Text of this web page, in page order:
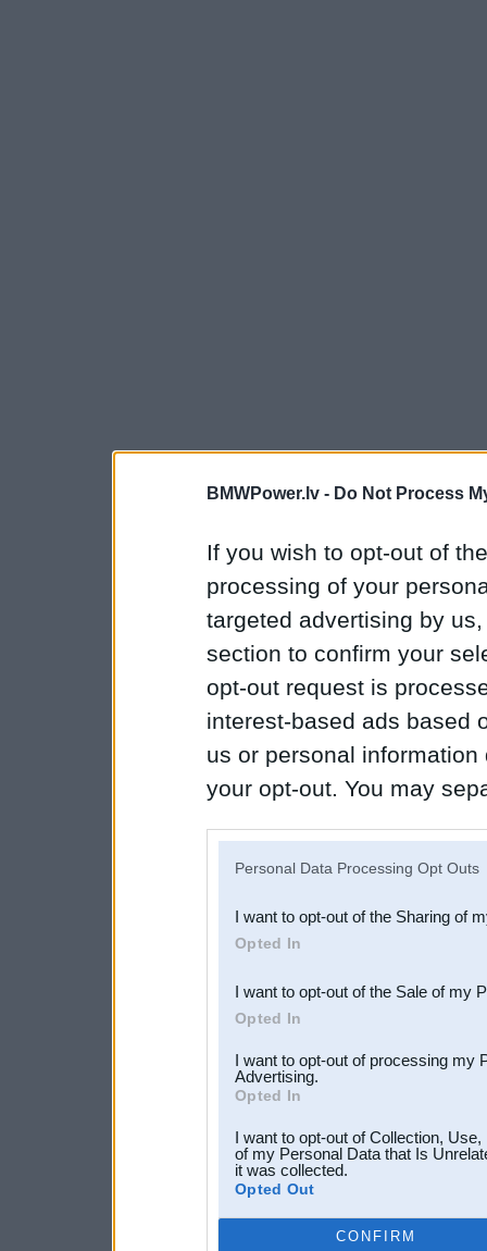
BMWPower.lv - Do Not Process
If you wish to opt-out of
processing of your
targeted advertising by
section to confirm your
opt-out request is
interest-based ads based
us or personal
your opt-out. You may
Downstream Participants
third parties.
Personal Data Processing Opt Outs
I want to opt-out of the Sharing of
Opted In
I want to opt-out of the Sale of my
Opted In
I want to opt-out of processing my
Advertising.
Opted In
I want to opt-out of Collection,
of my Personal Data that Is
it was collected.
Opted Out
CONFIRM